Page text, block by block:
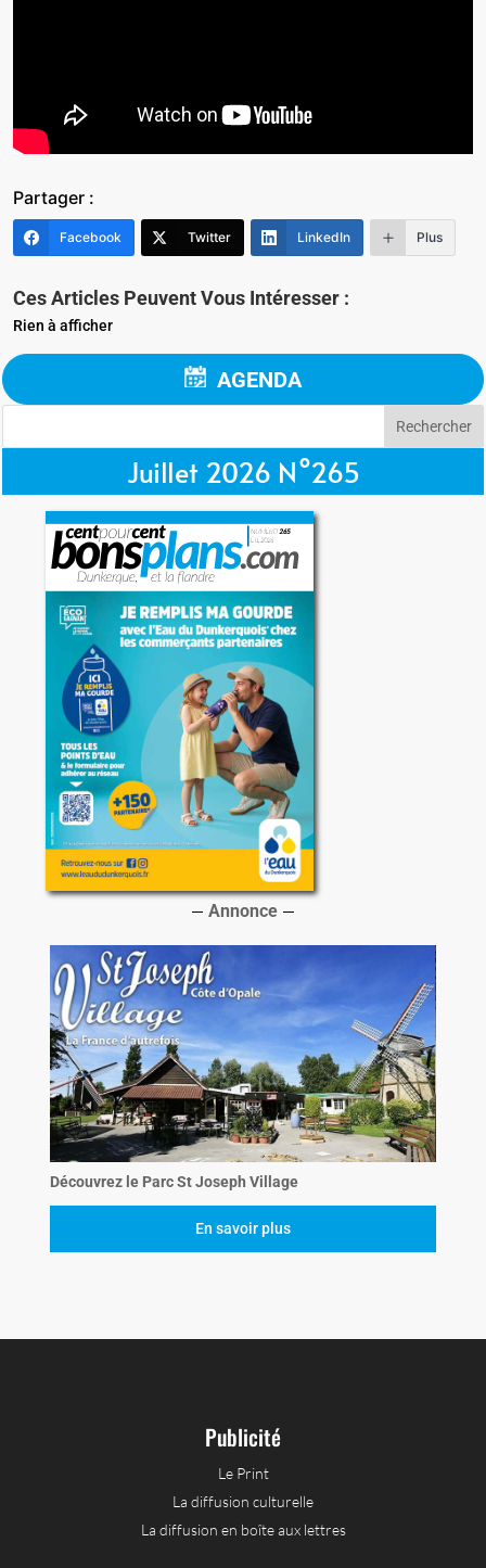
Partager :
Facebook Twitter LinkedIn Plus
Ces Articles Peuvent Vous Intéresser :
Rien à afficher
AGENDA
Juillet 2026 N°265
Annonce
Découvrez le Parc St Joseph Village
En savoir plus
Publicité
Le Print
La diffusion culturelle
La diffusion en boîte aux lettres